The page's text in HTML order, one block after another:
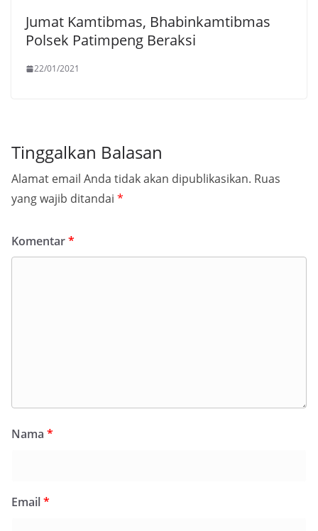
Jumat Kamtibmas, Bhabinkamtibmas
Polsek Patimpeng Beraksi
22/01/2021
Tinggalkan Balasan
Alamat email Anda tidak akan dipublikasikan. Ruas
yang wajib ditandai *
Komentar*
Nama *
Email*